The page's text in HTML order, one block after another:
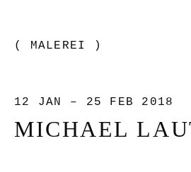
( MALEREI )
12 JAN – 25 FEB 2018
MICHAEL